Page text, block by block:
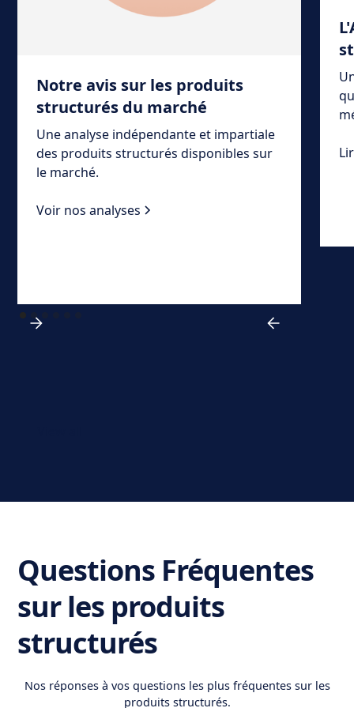
Notre avis sur les produits
structurés du marché
Une analyse indépendante et impartiale
des produits structurés disponibles sur
le marché.
Voir nos analyses
Questions Fréquentes
sur les produits
structurés
Nos réponses à vos questions les plus fréquentes sur les
produits structurés.